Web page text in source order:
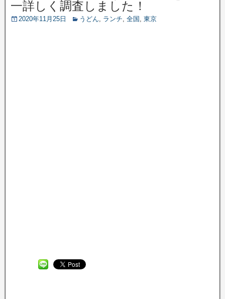
一詳しく調査しました！
2020年11月25日 うどん, ランチ, 全国 , 東京